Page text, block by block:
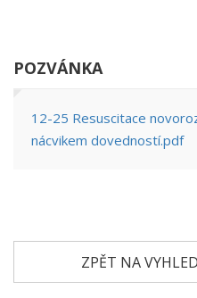
POZVÁNKA
12-25 Resuscitace
nácvikem dovedností.pdf
ZPĚT NA